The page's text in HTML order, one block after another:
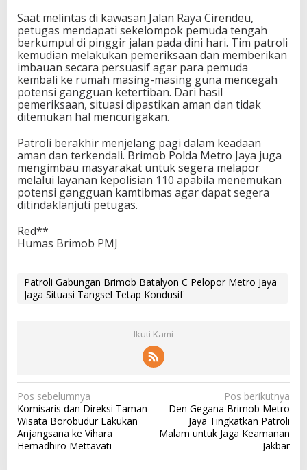
Saat melintas di kawasan Jalan Raya Cirendeu,
petugas mendapati sekelompok pemuda tengah
berkumpul di pinggir jalan pada dini hari. Tim patroli
kemudian melakukan pemeriksaan dan memberikan
imbauan secara persuasif agar para pemuda
kembali ke rumah masing-masing guna mencegah
potensi gangguan ketertiban. Dari hasil
pemeriksaan, situasi dipastikan aman dan tidak
ditemukan hal mencurigakan.
Patroli berakhir menjelang pagi dalam keadaan
aman dan terkendali. Brimob Polda Metro Jaya juga
mengimbau masyarakat untuk segera melapor
melalui layanan kepolisian 110 apabila menemukan
potensi gangguan kamtibmas agar dapat segera
ditindaklanjuti petugas.
Red**
Humas Brimob PMJ
Patroli Gabungan Brimob Batalyon C Pelopor Metro Jaya
Jaga Situasi Tangsel Tetap Kondusif
Ikuti Kami
N
a
v
i
Pos sebelumnya
Komisaris dan Direksi Taman
Wisata Borobudur Lakukan
Anjangsana ke Vihara
Hemadhiro Mettavati
Pos berikutnya
Den Gegana Brimob Metro
Jaya Tingkatkan Patroli
Malam untuk Jaga Keamanan
Jakbar